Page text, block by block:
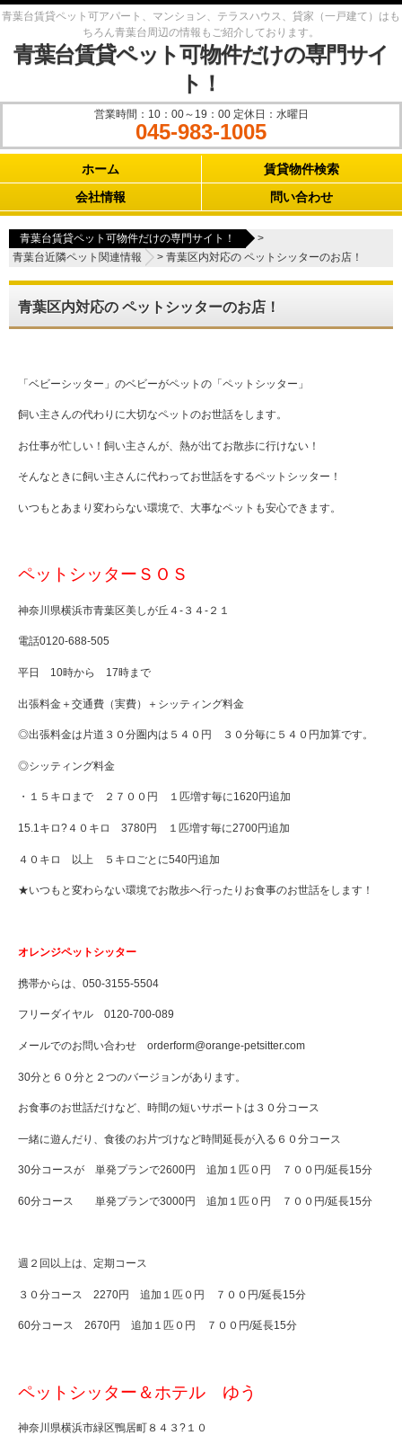
青葉台賃貸ペット可アパート、マンション、テラスハウス、貸家（一戸建て）はも
ちろん青葉台周辺の情報もご紹介しております。
青葉台賃貸ペット可物件だけの専門サイ
ト！
営業時間：10：00～19：00 定休日：水曜日
045-983-1005
ホーム
賃貸物件検索
会社情報
問い合わせ
青葉台賃貸ペット可物件だけの専門サイト！
>
青葉台近隣ペット関連情報
> 青葉区内対応の ペットシッターのお店！
青葉区内対応の ペットシッターのお店！
「ベビーシッター」のベビーがペットの「ペットシッター」
飼い主さんの代わりに大切なペットのお世話をします。
お仕事が忙しい！飼い主さんが、熱が出てお散歩に行けない！
そんなときに飼い主さんに代わってお世話をするペットシッター！
いつもとあまり変わらない環境で、大事なペットも安心できます。
ペットシッターＳＯＳ
神奈川県横浜市青葉区美しが丘４-３４-２１
電話0120-688-505
平日 10時から 17時まで
出張料金＋交通費（実費）＋シッティング料金
◎出張料金は片道３０分圏内は５４０円 ３０分毎に５４０円加算です。
◎シッティング料金
・１５キロまで ２７００円 １匹増す毎に1620円追加
15.1キロ?４０キロ 3780円 １匹増す毎に2700円追加
４０キロ 以上 ５キロごとに540円追加
★いつもと変わらない環境でお散歩へ行ったりお食事のお世話をします！
オレンジペットシッター
携帯からは、050-3155-5504
フリーダイヤル 0120-700-089
メールでのお問い合わせ orderform@orange-petsitter.com
30分と６０分と２つのバージョンがあります。
お食事のお世話だけなど、時間の短いサポートは３０分コース
一緒に遊んだり、食後のお片づけなど時間延長が入る６０分コース
30分コースが 単発プランで2600円 追加１匹０円 ７００円/延長15分
60分コース 単発プランで3000円 追加１匹０円 ７００円/延長15分
週２回以上は、定期コース
３０分コース 2270円 追加１匹０円 ７００円/延長15分
60分コース 2670円 追加１匹０円 ７００円/延長15分
ペットシッター＆ホテル ゆう
神奈川県横浜市緑区鴨居町８４３?１０